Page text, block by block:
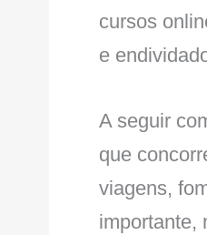
cursos
e
A seguir
que
viagens,
importante,